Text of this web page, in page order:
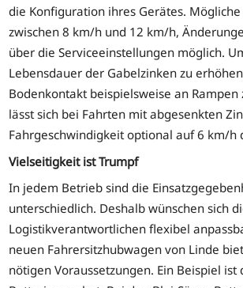
die Konfiguration ihres Gerätes.
zwischen 8 km/h und 12 km/h,
über die Serviceeinstellungen möglich.
Lebensdauer der Gabelzinken zu
Bodenkontakt beispielsweise an Rampen
lässt sich bei Fahrten mit abgesenkten
Fahrgeschwindigkeit optional auf 6 km/h
Vielseitigkeit ist Trumpf
In jedem Betrieb sind die
unterschiedlich. Deshalb wünschen sich
Logistikverantwortlichen flexibel
neuen Fahrersitzhubwagen von Linde
nötigen Voraussetzungen. Ein Beispiel ist